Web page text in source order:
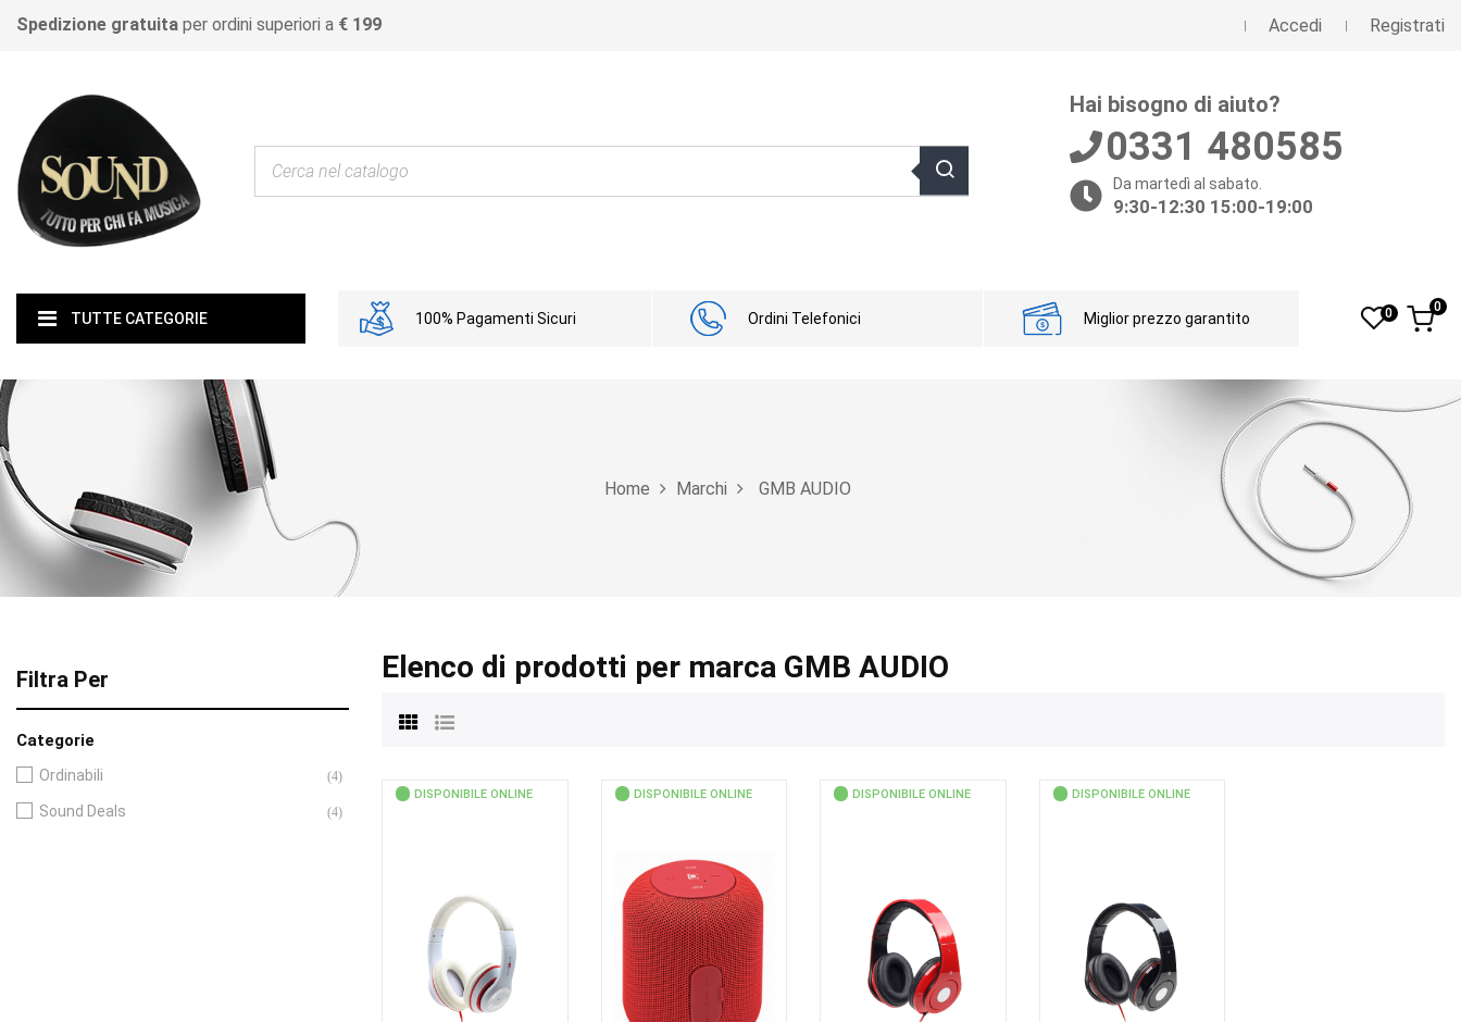
Spedizione gratuita per ordini superiori a € 199 Accedi Registrati
Hai bisogno di aiuto?
0331 480585
Da martedì al sabato.
9:30-12:30 15:00-19:00
TUTTE CATEGORIE 100% Pagamenti Sicuri Ordini Telefonici Miglior prezzo garantito 0 0
Home Marchi GMB AUDIO
Filtra Per
Categorie
Ordinabili (4)
Sound Deals (4)
Elenco di prodotti per marca GMB AUDIO
DISPONIBILE ONLINE DISPONIBILE ONLINE DISPONIBILE ONLINE DISPONIBILE ONLINE